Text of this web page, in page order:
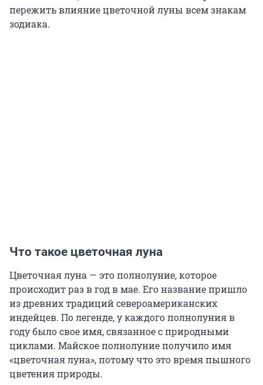
пережить влияние цветочной луны всем знакам
зодиака.
Что такое цветочная луна
Цветочная луна — это полнолуние, которое
происходит раз в год в мае. Его название пришло
из древних традиций североамериканских
индейцев. По легенде, у каждого полнолуния в
году было свое имя, связанное с природными
циклами. Майское полнолуние получило имя
«цветочная луна», потому что это время пышного
цветения природы.